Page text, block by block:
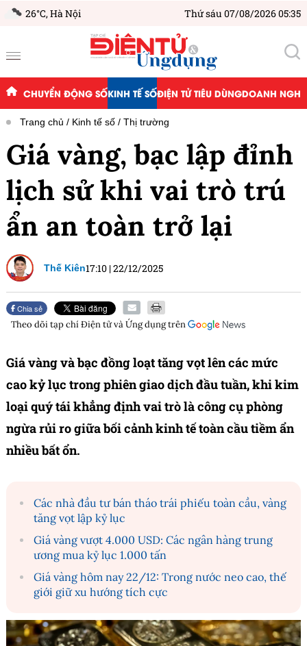
26°C,Hà Nội Thứ sáu 07/08/2026 05:35
CHUYỂN ĐỘNG SỐKINH TẾ SỐĐIỆN TỬ TIÊU DÙNGDOANH
Trang chủ Kinh tế số Thị trường
Giá vàng, bạc lập đỉnh
lịch sử khi vai trò trú
ẩn an toàn trở lại
Thế Kiên17:10 |22/12/2025
Chia sẻ
Theo dõi tạp chíĐiện tử và Ứng dụngtrên
Giá vàng và bạc đồng loạt tăng vọt lên các mức
cao kỷ lục trong phiên giao dịch đầu tuần, khi kim
loại quý tái khẳng định vai trò là công cụ phòng
ngừa rủi ro giữa bối cảnh kinh tế toàn cầu tiềm ẩn
nhiều bất ổn.
Các nhà đầu tư bán tháo trái phiếu toàn cầu, vàng
tăng vọt lập kỷ lục
Giá vàng vượt 4.000 USD: Các ngân hàng trung
ương mua kỷ lục 1.000 tấn
Giá vàng hôm nay 22/12: Trong nước neo cao, thế
giới giữ xu hướng tích cực